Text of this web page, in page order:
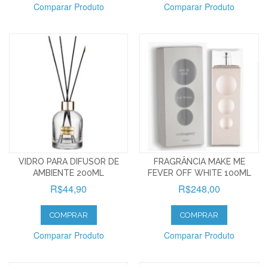
Comparar Produto Comparar Produto
VIDRO PARA DIFUSOR DE
AMBIENTE 200ML
R$44,90
COMPRAR
Comparar Produto
FRAGRÂNCIA MAKE ME
FEVER OFF WHITE 100ML
R$248,00
COMPRAR
Comparar Produto